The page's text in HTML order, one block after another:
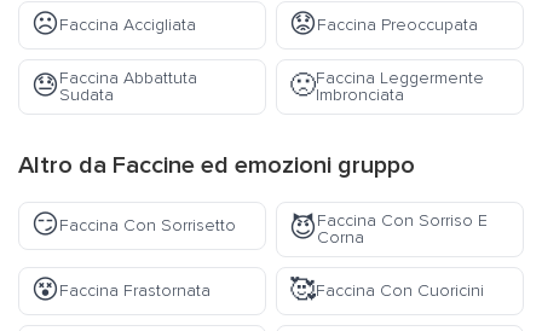
☹️Faccina Accigliata 😟Faccina Preoccupata
😓Faccina Abbattuta
Sudata
🙁Faccina Leggermente
Imbronciata
Altro da Faccine ed emozioni gruppo
😏Faccina Con Sorrisetto 😈Faccina Con Sorriso E
Corna
😵Faccina Frastornata 🥰Faccina Con Cuoricini